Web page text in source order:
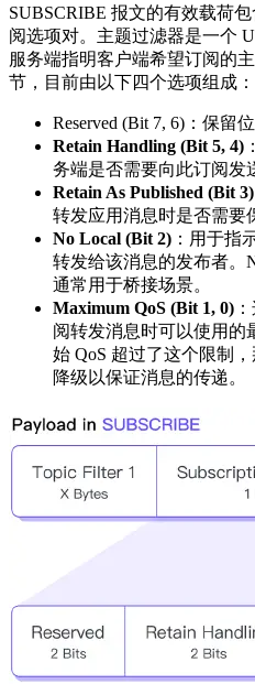
SUBSCRIBE 报文的有效载荷
阅选项对。主题过滤器是一个
服务端指明客户端希望订阅的
节，目前由以下四个选项组成：
Reserved (Bit 7, 6)：保留
Retain Handling (Bit 5, 4)
务端是否需要向此订阅发
Retain As Published (Bit 3)
转发应用消息时是否需要
No Local (Bit 2) ：用于指
转发给该消息的发布者。
通常用于桥接场景。
Maximum QoS (Bit 1, 0)
阅转发消息时可以使用的
始 QoS 超过了这个限制
降级以保证消息的传递。